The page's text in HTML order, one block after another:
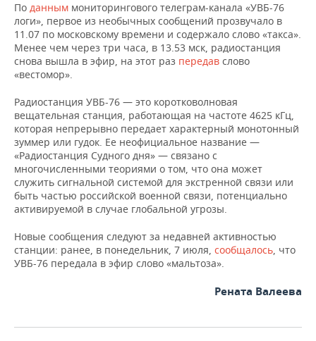
ОТКРЫТАЯ ЛЕКЦИЯ
БАСКЕТБОЛ
ВОЛЕЙБОЛ
КИБЕРСПОРТ
ФИГУРНОЕ КАТАНИЕ
ВОДНЫЕ ВИДЫ СПОРТА
ХОККЕЙ С МЯЧОМ
ИНФРАСТРУКТУРА
ИСТОРИЯ
КУЛЬТУРА
МЕДИЦИНА
ОБРАЗОВАНИЕ
ПРОИСШЕСТВИЯ
СПРАВОЧНИК
СПИСОК ПЕРСОН
СПИСОК КОМПАНИЙ
ПОЛНАЯ ВЕРСИЯ
По данным мониторингового телеграм-канала «УВБ-76
логи», первое из необычных сообщений прозвучало в
11.07 по московскому времени и содержало слово «такса».
Менее чем через три часа, в 13.53 мск, радиостанция
снова вышла в эфир, на этот раз передав слово
«вестомор».
Радиостанция УВБ-76 — это коротковолновая
вещательная станция, работающая на частоте 4625 кГц,
которая непрерывно передает характерный монотонный
зуммер или гудок. Ее неофициальное название —
«Радиостанция Судного дня» — связано с
многочисленными теориями о том, что она может
служить сигнальной системой для экстренной связи или
быть частью российской военной связи, потенциально
активируемой в случае глобальной угрозы.
Новые сообщения следуют за недавней активностью
станции: ранее, в понедельник, 7 июля, сообщалось, что
УВБ-76 передала в эфир слово «мальтоза».
Рената Валеева